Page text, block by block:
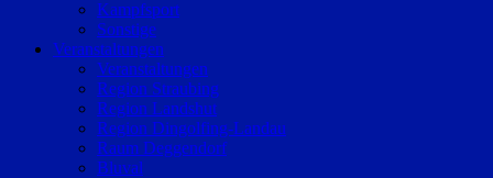
Kampfsport
Sonstige
Veranstaltungen
Veranstaltungen
Region Straubing
Region Landshut
Region Dingolfing-Landau
Raum Deggendorf
Bluval